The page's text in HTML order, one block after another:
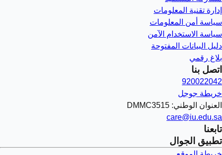
إدارة تقنية المعلومات
سياسة أمن المعلومات
سياسة الاستخدام الآمن
دليل البيانات المفتوحة
بلاغ رقمي
اتصل بنا
920022042
خريطة جوجل
العنوان الوطني: DMMC3515
care@iu.edu.sa
تابعنا
تطبيق الجوال